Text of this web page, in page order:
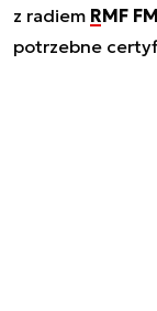
z radiem RMF FM
potrzebne